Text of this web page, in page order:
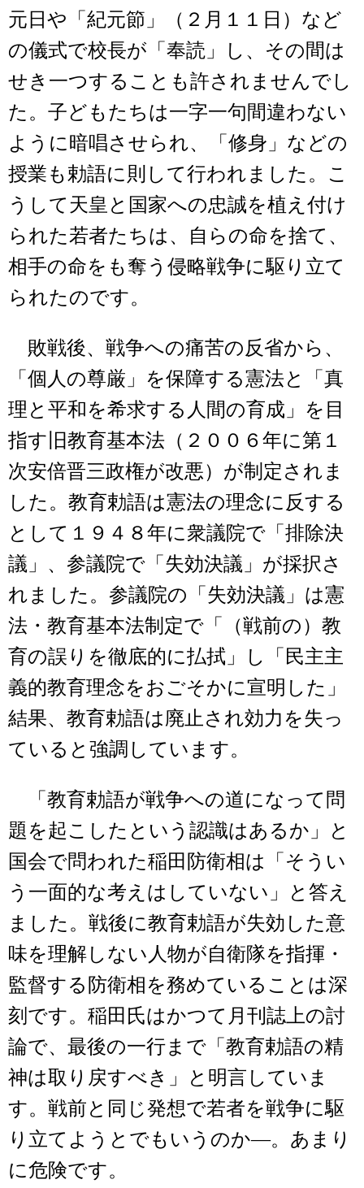
元日や「紀元節」（２月１１日）など
の儀式で校長が「奉読」し、その間は
せき一つすることも許されませんでし
た。子どもたちは一字一句間違わない
ように暗唱させられ、「修身」などの
授業も勅語に則して行われました。こ
うして天皇と国家への忠誠を植え付け
られた若者たちは、自らの命を捨て、
相手の命をも奪う侵略戦争に駆り立て
られたのです。
敗戦後、戦争への痛苦の反省から、
「個人の尊厳」を保障する憲法と「真
理と平和を希求する人間の育成」を目
指す旧教育基本法（２００６年に第１
次安倍晋三政権が改悪）が制定されま
した。教育勅語は憲法の理念に反する
として１９４８年に衆議院で「排除決
議」、参議院で「失効決議」が採択さ
れました。参議院の「失効決議」は憲
法・教育基本法制定で「（戦前の）教
育の誤りを徹底的に払拭」し「民主主
義的教育理念をおごそかに宣明した」
結果、教育勅語は廃止され効力を失っ
ていると強調しています。
「教育勅語が戦争への道になって問
題を起こしたという認識はあるか」と
国会で問われた稲田防衛相は「そうい
う一面的な考えはしていない」と答え
ました。戦後に教育勅語が失効した意
味を理解しない人物が自衛隊を指揮・
監督する防衛相を務めていることは深
刻です。稲田氏はかつて月刊誌上の討
論で、最後の一行まで「教育勅語の精
神は取り戻すべき」と明言していま
す。戦前と同じ発想で若者を戦争に駆
り立てようとでもいうのか―。あまり
に危険です。